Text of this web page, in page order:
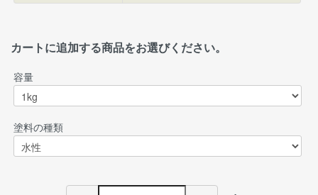
カートに追加する商品をお選びください。
容量
塗料の種類